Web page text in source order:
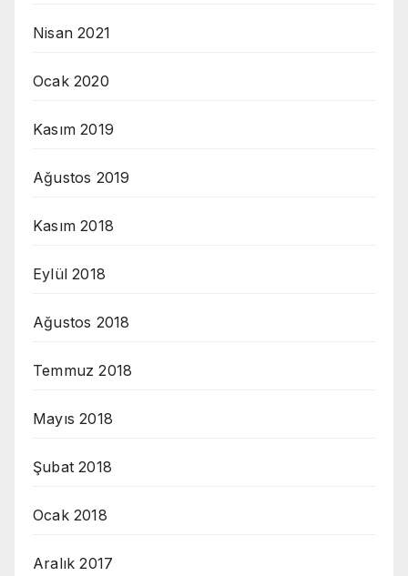
Nisan 2021
Ocak 2020
Kasım 2019
Ağustos 2019
Kasım 2018
Eylül 2018
Ağustos 2018
Temmuz 2018
Mayıs 2018
Şubat 2018
Ocak 2018
Aralık 2017